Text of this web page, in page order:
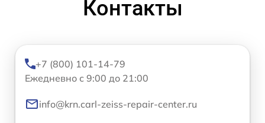
Контакты
+7 (800) 101-14-79
Ежедневно с 9:00 до 21:00
info@krn.carl-zeiss-repair-center.ru